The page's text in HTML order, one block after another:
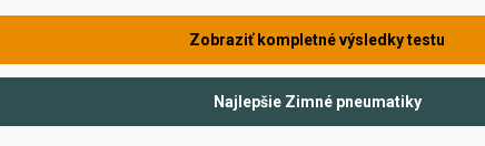
Zobraziť kompletné výsledky testu
Najlepšie Zimné pneumatiky